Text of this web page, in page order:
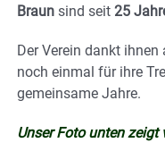
Braun sind seit 25
Der Verein dankt
noch einmal für ihre
gemeinsame Jahre.
Unser Foto unten zeigt